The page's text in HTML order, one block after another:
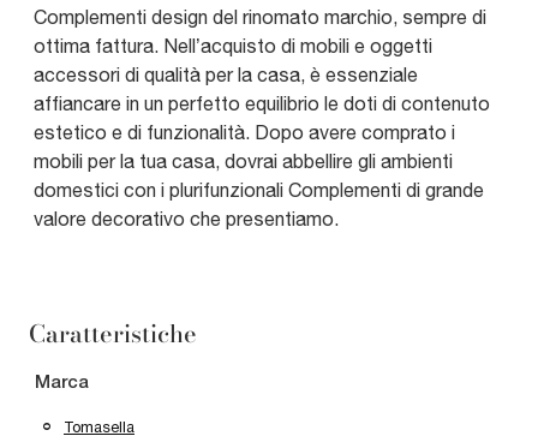
Complementi design del rinomato marchio, sempre di
ottima fattura. Nell’acquisto di mobili e oggetti
accessori di qualità per la casa, è essenziale
affiancare in un perfetto equilibrio le doti di contenuto
estetico e di funzionalità. Dopo avere comprato i
mobili per la tua casa, dovrai abbellire gli ambienti
domestici con i plurifunzionali Complementi di grande
valore decorativo che presentiamo.
Caratteristiche
Marca
Tomasella